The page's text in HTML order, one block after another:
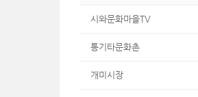
시와문화마을TV
통기타문화촌
개미시장